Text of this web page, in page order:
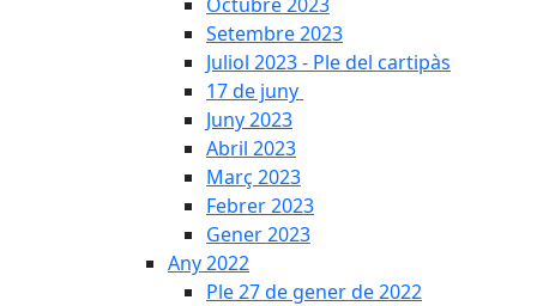
Setembre 2023
Juliol 2023 - Ple del cartipàs
17 de juny
Juny 2023
Abril 2023
Març 2023
Febrer 2023
Gener 2023
Any 2022
Ple 27 de gener de 2022